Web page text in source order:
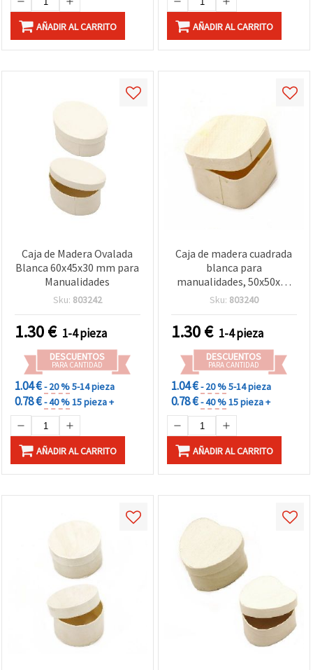
AÑADIR AL CARRITO AÑADIR AL CARRITO
Caja de Madera Ovalada
Blanca 60x45x30 mm para
Manualidades
Sku: 803242
1.30€ 1-4 pieza
DESCUENTOS
PARA CANTIDAD
1.04 €- 20 %5-14 pieza
0.78 €- 40 %15 pieza +
AÑADIR AL CARRITO
Caja de madera cuadrada
blanca para
manualidades, 50x50x30
mm
Sku: 803240
1.30€ 1-4 pieza
DESCUENTOS
PARA CANTIDAD
1.04 €- 20 %5-14 pieza
0.78 €- 40 %15 pieza +
AÑADIR AL CARRITO